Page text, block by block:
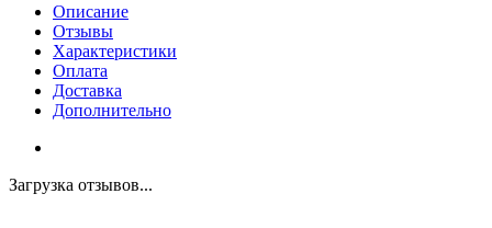
Описание
Отзывы
Характеристики
Оплата
Доставка
Дополнительно
Загрузка отзывов...